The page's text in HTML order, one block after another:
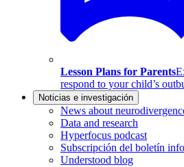
Lesson Plans for Parents
respond to your child’s
Noticias e investigación
News about
Data and research
Hyperfocus podcast
Subscripción del boletín
Understood blog